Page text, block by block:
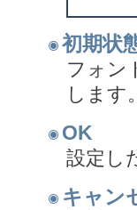
初期状
フォン
します
OK
設定し
キャン